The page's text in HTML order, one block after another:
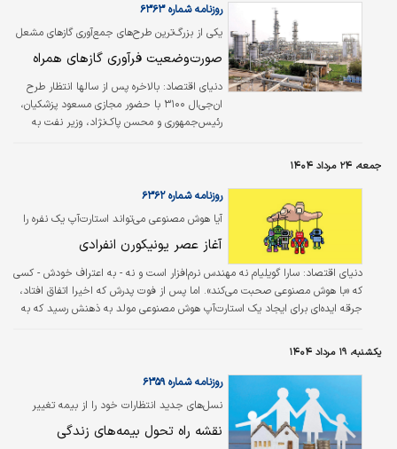
یکی از بزرگ‌ترین طرح‌های جمع‌آوری گازهای مشعل
روزنامه شماره ۶۳۶۳
صورت‌وضعیت فرآوری گازهای همراه
دنیای اقتصاد: بالاخره پس از سالها انتظار طرح
ان‌جی‌ال ۳۱۰۰ با حضور مجازی مسعود پزشکیان،
رئیس‌جمهوری و محسن پاک‌نژاد، وزیر نفت به
جمعه، ۲۴ مرداد ۱۴۰۴
آیا هوش مصنوعی می‌تواند استارت‌آپ یک نفره را
به یک‌میلیارد دلار برساند؟
روزنامه شماره ۶۳۶۲
آغاز عصر یونیکورن انفرادی
دنیای اقتصاد: سارا گویلیام نه مهندس نرم‌افزار است و نه - به اعتراف خودش - کسی
که «با هوش مصنوعی صحبت می‌کند». اما پس از فوت پدرش که اخیرا اتفاق افتاد،
جرقه ایده‌ای برای ایجاد یک استارت‌آپ هوش مصنوعی مولد به ذهنش رسید که به
دست رفته خود را سر و سامان دهند. می‌توان آن را برنامه‌ریزی مراسم برای تشییع
جنازه نامید.
یکشنبه، ۱۹ مرداد ۱۴۰۴
نسل‌های جدید انتظارات خود را از بیمه تغییر
روزنامه شماره ۶۳۵۹
نقشه راه تحول بیمه‌های زندگی